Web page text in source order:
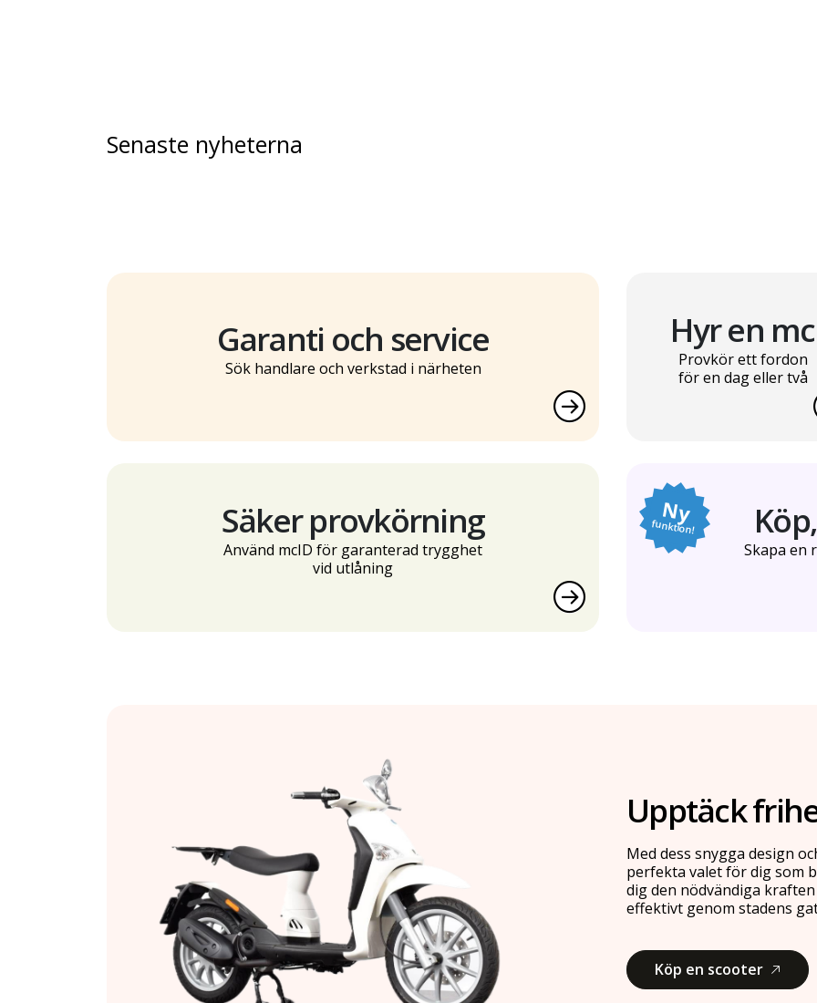
Senaste nyheterna
Garanti och service
Sök handlare och verkstad i närheten
Hyr en mc
Provkör ett fordon
för en dag eller två
Säker provkörning
Använd mcID för garanterad trygghet
vid utlåning
Ny
funktion!
Skapa en
Upptäck
Med dess snygga design
perfekta valet för dig som
dig den nödvändiga
effektivt genom stadens
Köp en scooter